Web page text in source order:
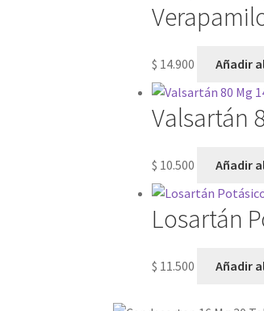
$ 14.900 Añadir
Valsartán
$ 10.500 Añadir
Losartán
$ 11.500 Añadir